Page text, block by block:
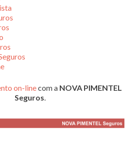
on-linecom a NOVA PIMENTEL
Seguros.